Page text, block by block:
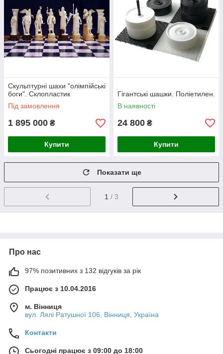
Скульптурні шахи "олімпійські
боги". Склопластик
Під замовлення
1 895 000 ₴
Купити
Гігантські шашки. Поліетилен.
В наявності
24 800 ₴
Купити
Показати ще
1 / 3
Про нас
97% позитивних з 132 відгуків за рік
Працює з 10.04.2016
м. Вінниця
вул. Лялі Ратушної 106, Вінниця, Україна
Контакти
Сьогодні працює з 09:00 до 18:00